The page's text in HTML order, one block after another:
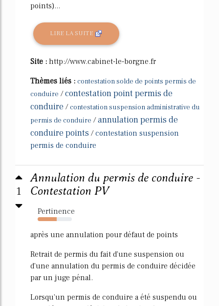
points)...
LIRE LA SUITE
Site : http://www.cabinet-le-borgne.fr
Thèmes liés : contestation solde de points permis de
conduire /contestation point permis de
conduire / contestation suspension administrative du
permis de conduire /annulation permis de
conduire points /contestation suspension
permis de conduire
1
Annulation du permis de conduire -
Contestation PV
Pertinence
56%
après une annulation pour défaut de points
Retrait de permis du fait d'une suspension ou
d'une annulation du permis de conduire décidée
par un juge pénal.
Lorsqu'un permis de conduire a été suspendu ou